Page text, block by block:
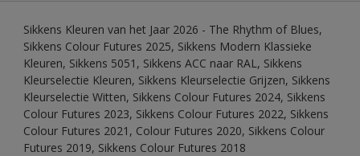
Sikkens Kleuren van het Jaar 2026 - The Rhythm of Blues,
Sikkens Colour Futures 2025, Sikkens Modern Klassieke
Kleuren, Sikkens 5051, Sikkens ACC naar RAL, Sikkens
Kleurselectie Kleuren, Sikkens Kleurselectie Grijzen, Sikkens
Kleurselectie Witten, Sikkens Colour Futures 2024, Sikkens
Colour Futures 2023, Sikkens Colour Futures 2022, Sikkens
Colour Futures 2021, Colour Futures 2020, Sikkens Colour
Futures 2019, Sikkens Colour Futures 2018